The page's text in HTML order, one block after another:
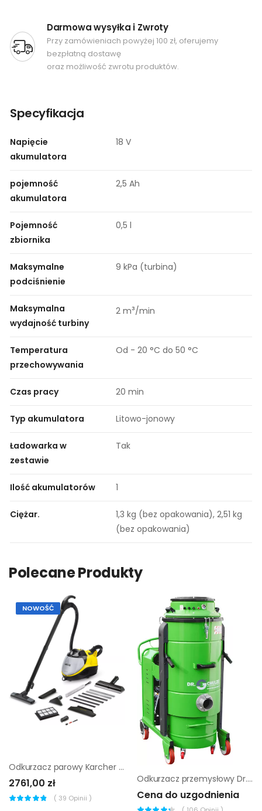
Darmowa wysyłka i Zwroty
Przy zamówieniach powyżej 100 zł, oferujemy
bezpłatną dostawę
oraz możliwość zwrotu produktów.
Specyfikacja
Napięcie
akumulatora
18 V
pojemność
akumulatora
2,5 Ah
Pojemność
zbiornika
0,5 l
Maksymalne
podciśnienie
9 kPa (turbina)
Maksymalna
wydajność turbiny
2 m³/min
Temperatura
przechowywania
Od - 20 °C do 50 °C
Czas pracy 20 min
Typ akumulatora Litowo-jonowy
Ładowarka w
zestawie
Tak
Ilość akumulatorów 1
Ciężar.
1,3 kg (bez opakowania), 2,51 kg
(bez opakowania)
Polecane Produkty
NOWOŚĆ
Odkurzacz parowy Karcher SV 7
2761,00 zł
( 39 Opinii )
Odkurzacz przemysłowy Dr. Schulze S35/540 A
Cena do uzgodnienia